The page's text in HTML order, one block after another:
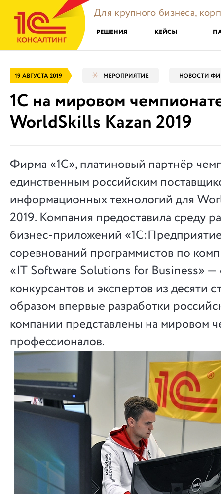
Для крупного бизнеса,
РЕШЕНИЯ КЕЙСЫ
19 АВГУСТА 2019 МЕРОПРИЯТИЕ НОВОСТИ
1С на мировом
WorldSkills Kazan 2019
Фирма «1С», платиновый партнёр
единственным российским
информационных технологий для
2019. Компания предоставила среду
бизнес-приложений
соревнований программистов по
«IT Software Solutions for Business» —
конкурсантов и экспертов из десяти
образом впервые разработки
компании представлены на мировом
профессионалов.